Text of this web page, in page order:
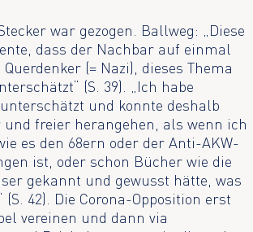
war gezogen. Ballweg: „Diese
dass der Nachbar auf einmal
(= Nazi), dieses Thema
(S. 39). „Ich habe
und konnte deshalb
und freier herangehen, als wenn ich
es den 68ern oder der Anti-AKW-
ist, oder schon Bücher wie die
gekannt und gewusst hätte, was
(S. 42). Die Corona-Opposition erst
vereinen und dann via